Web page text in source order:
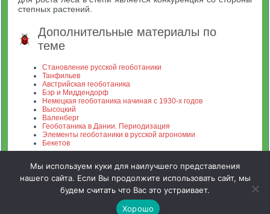
степных растений.
Дополнительные материалы по
теме
Становление русской геоботаники
Танфильев
Австрийская геоботаника
Бэр и Миддендорф
Немецкая геоботаника начиная с 1930-х годов
Высоцкий
Валенберг
Геоботаника в Дании. Периодизация
Элементы геоботаники в русской агрономии
Бекетов
Зооинженерный факультет МСХА. Неофициальный сайт
Мы используем куки для наилучшего представления
нашего сайта. Если Вы продолжите использовать сайт, мы
будем считать что Вас это устраивает.
Хорошо